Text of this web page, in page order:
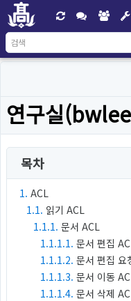
연구실
목차
1. ACL
1.1. 읽기 ACL
1.1.1. 문서 ACL
1.1.1.1. 문서 편집
1.1.1.2. 문서 편집 요
1.1.1.3. 문서 이동
1.1.1.4. 문서 삭제